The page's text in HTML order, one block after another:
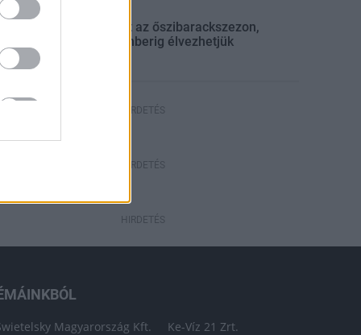
hírek
Beindult az őszibarackszezon,
szeptemberig élvezhetjük
HIRDETÉS
HIRDETÉS
HIRDETÉS
Magyarország Kft. Ke-Víz 21 Zrt.